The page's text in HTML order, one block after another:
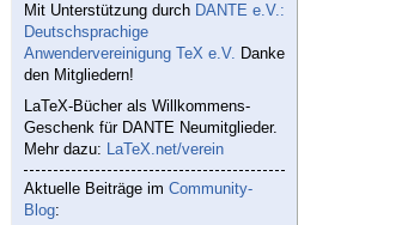
Mit Unterstützung durch DANTE e.V.:
Deutschsprachige
Anwendervereinigung TeX e.V. Danke
den Mitgliedern!
LaTeX-Bücher als Willkommens-
Geschenk für DANTE Neumitglieder.
Mehr dazu: LaTeX.net/verein
Aktuelle Beiträge im Community-
Blog: